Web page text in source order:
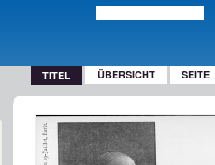
TITEL ÜBERSICHT SEITE